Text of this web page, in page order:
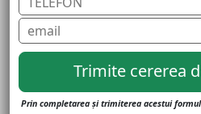
Trimite cererea
Prin completarea și trimiterea acestui